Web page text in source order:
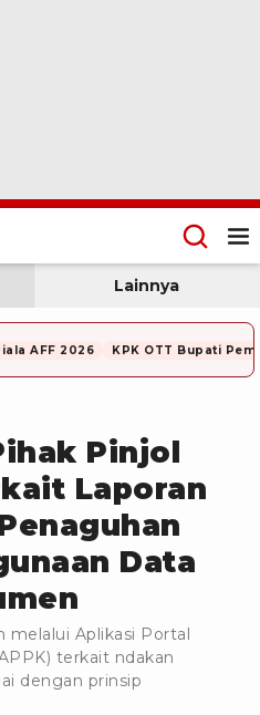
Lainnya
AFF 2026 KPK OTT Bupati
Pinjol
Laporan
Data
melalui Aplikasi Portal
terkait ndakan
dengan prinsip